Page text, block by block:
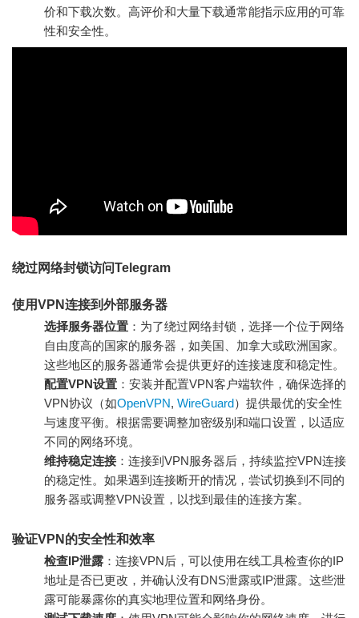
价和下载次数。高评价和大量下载通常能指示应用的可靠
性和安全性。
绕过网络封锁访问Telegram
使用VPN连接到外部服务器
选择服务器位置 ：为了绕过网络封锁，选择一个位于网络
自由度高的国家的服务器，如美国、加拿大或欧洲国家。
这些地区的服务器通常会提供更好的连接速度和稳定性。
配置VPN设置 ：安装并配置VPN客户端软件，确保选择的
VPN协议（如OpenVPN, WireGuard）提供最优的安全性
与速度平衡。根据需要调整加密级别和端口设置，以适应
不同的网络环境。
维持稳定连接 ：连接到VPN服务器后，持续监控VPN连接
的稳定性。如果遇到连接断开的情况，尝试切换到不同的
服务器或调整VPN设置，以找到最佳的连接方案。
验证VPN的安全性和效率
检查IP泄露 ：连接VPN后，可以使用在线工具检查你的IP
地址是否已更改，并确认没有DNS泄露或IP泄露。这些泄
露可能暴露你的真实地理位置和网络身份。